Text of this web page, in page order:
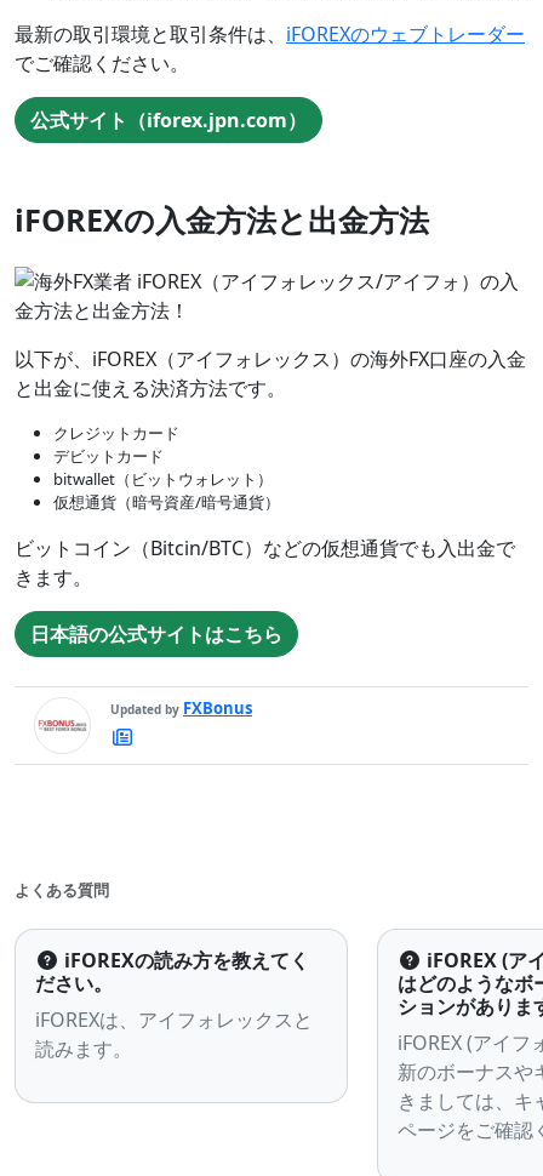
最新の取引環境と取引条件は、 iFOREXのウェブトレーダー
でご確認ください。
公式サイト（iforex.jpn.com）
iFOREXの入金方法と出金方法
以下が、iFOREX（アイフォレックス）の海外FX口座の入金
と出金に使える決済方法です。
クレジットカード
デビットカード
bitwallet（ビットウォレット）
仮想通貨（暗号資産/暗号通貨）
ビットコイン（Bitcin/BTC）などの仮想通貨でも入出金で
きます。
日本語の公式サイトはこちら
Updated by FXBonus
最
よくある質問
iFOREXの読み方を教えてく
ださい。
iFOREXは、アイフォレックスと
読みます。
iFOREX (ア
はどのようなボ
ションがありま
iFOREX (アイフ
新のボーナスや
きましては、キ
ページをご確認